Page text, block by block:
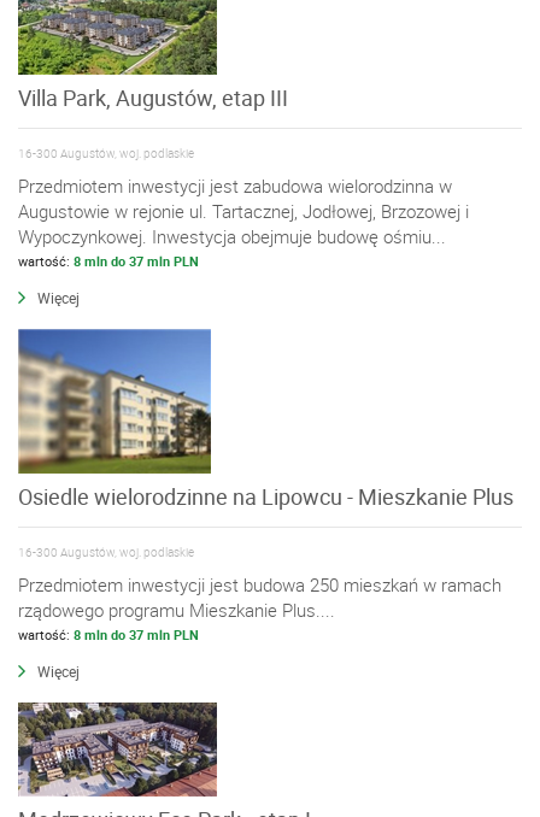
Villa Park, Augustów, etap III
16-300 Augustów, woj. podlaskie
Przedmiotem inwestycji jest zabudowa wielorodzinna w
Augustowie w rejonie ul. Tartacznej, Jodłowej, Brzozowej i
Wypoczynkowej. Inwestycja obejmuje budowę ośmiu...
wartość: 8 mln do 37 mln PLN
Więcej
Osiedle wielorodzinne na Lipowcu - Mieszkanie Plus
16-300 Augustów, woj. podlaskie
Przedmiotem inwestycji jest budowa 250 mieszkań w ramach
rządowego programu Mieszkanie Plus....
wartość: 8 mln do 37 mln PLN
Więcej